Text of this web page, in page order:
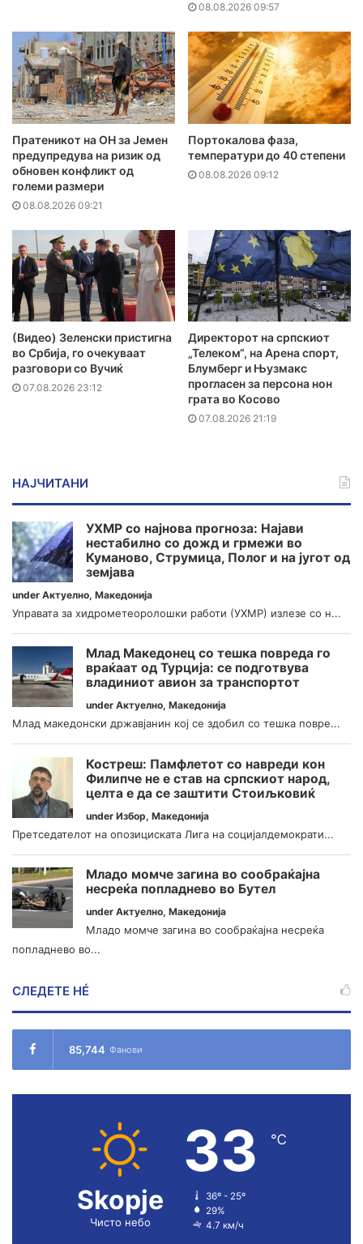
08.08.2026 09:57
Пратеникот на ОН за Јемен
предупредува на ризик од
обновен конфликт од
големи размери
08.08.2026 09:21
Портокалова фаза,
температури до 40 степени
08.08.2026 09:12
(Видео) Зеленски пристигна
во Србија, го очекуваат
разговори со Вучиќ
07.08.2026 23:12
Директорот на српскиот
„Телеком“, на Арена спорт,
Блумберг и Њузмакс
прогласен за персона нон
грата во Косово
07.08.2026 21:19
НАЈЧИТАНИ
УХМР со најнова прогноза: Најави
нестабилно со дожд и грмежи во
Куманово, Струмица, Полог и на југот од
земјава
under Актуелно, Македонија
Управата за хидрометеоролошки работи (УХМР) излезе со н...
Млад Македонец со тешка повреда го
враќаат од Турција: се подготвува
владиниот авион за транспортот
under Актуелно, Македонија
Млад македонски државјанин кој се здобил со тешка повре...
Костреш: Памфлетот со навреди кон
Филипче не е став на српскиот народ,
целта е да се заштити Стоиљковиќ
under Избор, Македонија
Претседателот на опозициската Лига на социјалдемократи...
Младо момче загина во сообраќајна
несреќа попладнево во Бутел
under Актуелно, Македонија
Младо момче загина во сообраќајна несреќа
попладнево во...
СЛЕДЕТЕ НÉ
85,744 Фанови
Skopje
Чисто небо
33 ℃
36º - 25º
29%
4.7 км/ч